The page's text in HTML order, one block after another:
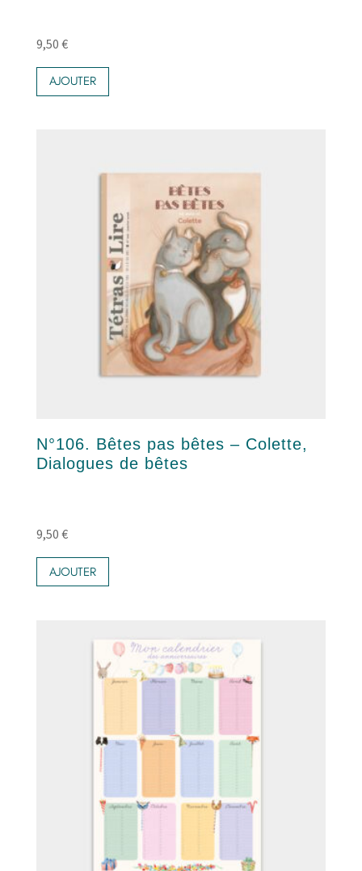
9,50 €
AJOUTER
N°106. Bêtes pas bêtes – Colette,
Dialogues de bêtes
9,50 €
AJOUTER